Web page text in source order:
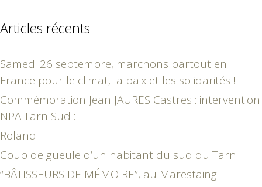
Articles récents
Samedi 26 septembre, marchons partout en
France pour le climat, la paix et les solidarités !
Commémoration Jean JAURES Castres : intervention
NPA Tarn Sud :
Roland
Coup de gueule d’un habitant du sud du Tarn
“BÂTISSEURS DE MÉMOIRE”, au Marestaing